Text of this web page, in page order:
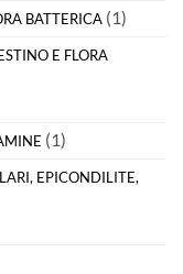
BATTERICA (1)
E FLORA
(1)
EPICONDILITE,